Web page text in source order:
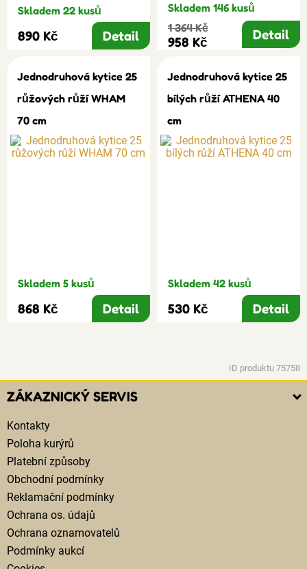
Skladem 22 kusů
890 Kč Detail
Skladem 146 kusů
1 364 Kč
958 Kč Detail
Jednodruhová kytice 25
růžových růží WHAM
70 cm
Skladem 5 kusů
868 Kč Detail
Jednodruhová kytice 25
bílých růží ATHENA 40
cm
Skladem 42 kusů
530 Kč Detail
ID produktu 75758
ZÁKAZNICKÝ SERVIS
Kontakty
Poloha kurýrů
Platební způsoby
Obchodní podmínky
Reklamační podmínky
Ochrana os. údajů
Ochrana oznamovatelů
Podmínky aukcí